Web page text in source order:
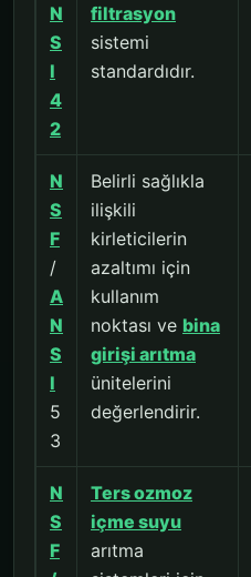
N
S
I
4
2
filtrasyon
sistemi
standardıdır.
N
S
F
/
A
N
S
I
5
3
Belirli sağlıkla
ilişkili
kirleticilerin
azaltımı için
kullanım
noktası ve bina
girişi arıtma
ünitelerini
değerlendirir.
N
S
F
Ters ozmoz
içme suyu
arıtma